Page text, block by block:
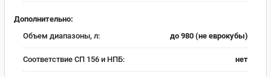
Дополнительно:
Объем диапазоны, л:
до 980 (не еврокубы)
Соответствие СП 156 и НПБ: нет